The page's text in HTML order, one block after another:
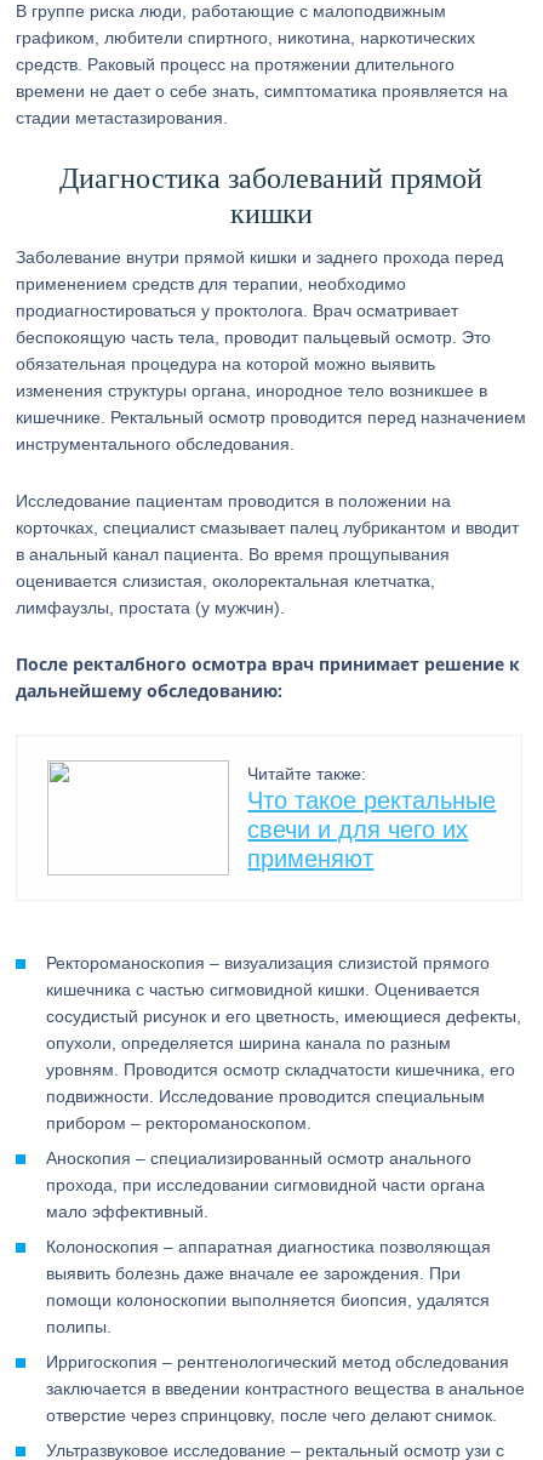
В группе риска люди, работающие с малоподвижным
графиком, любители спиртного, никотина, наркотических
средств. Раковый процесс на протяжении длительного
времени не дает о себе знать, симптоматика проявляется на
стадии метастазирования.
Диагностика заболеваний прямой
кишки
Заболевание внутри прямой кишки и заднего прохода перед
применением средств для терапии, необходимо
продиагностироваться у проктолога. Врач осматривает
беспокоящую часть тела, проводит пальцевый осмотр. Это
обязательная процедура на которой можно выявить
изменения структуры органа, инородное тело возникшее в
кишечнике. Ректальный осмотр проводится перед назначением
инструментального обследования.
Исследование пациентам проводится в положении на
корточках, специалист смазывает палец лубрикантом и вводит
в анальный канал пациента. Во время прощупывания
оценивается слизистая, околоректальная клетчатка,
лимфаузлы, простата (у мужчин).
После ректалбного осмотра врач принимает решение к
дальнейшему обследованию:
Читайте также:
Что такое ректальные
свечи и для чего их
применяют
Ректороманоскопия – визуализация слизистой прямого
кишечника с частью сигмовидной кишки. Оценивается
сосудистый рисунок и его цветность, имеющиеся дефекты,
опухоли, определяется ширина канала по разным
уровням. Проводится осмотр складчатости кишечника, его
подвижности. Исследование проводится специальным
прибором – ректороманоскопом.
Аноскопия – специализированный осмотр анального
прохода, при исследовании сигмовидной части органа
мало эффективный.
Колоноскопия – аппаратная диагностика позволяющая
выявить болезнь даже вначале ее зарождения. При
помощи колоноскопии выполняется биопсия, удалятся
полипы.
Ирригоскопия – рентгенологический метод обследования
заключается в введении контрастного вещества в анальное
отверстие через спринцовку, после чего делают снимок.
Ультразвуковое исследование – ректальный осмотр узи с